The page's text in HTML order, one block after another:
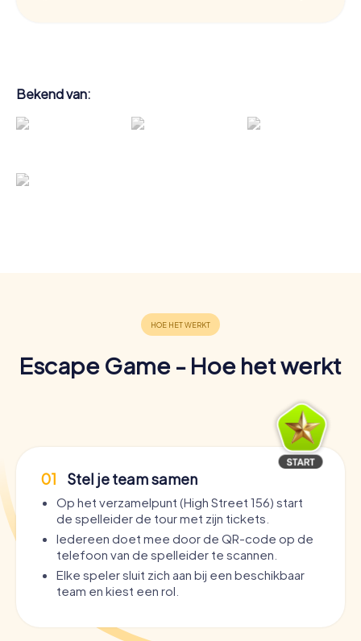
Bekend van:
Escape Game - Hoe het werkt
01 Stel je team samen
Op het verzamelpunt (High Street 156) start
de spelleider de tour met zijn tickets.
Iedereen doet mee door de QR-code op de
telefoon van de spelleider te scannen.
Elke speler sluit zich aan bij een beschikbaar
team en kiest een rol.